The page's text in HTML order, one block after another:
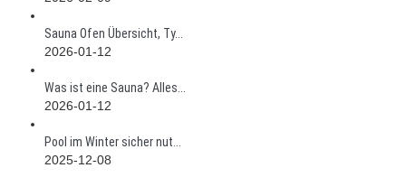
Sauna Ofen Übersicht, Ty...
2026-01-12
Was ist eine Sauna? Alles...
2026-01-12
Pool im Winter sicher nut...
2025-12-08